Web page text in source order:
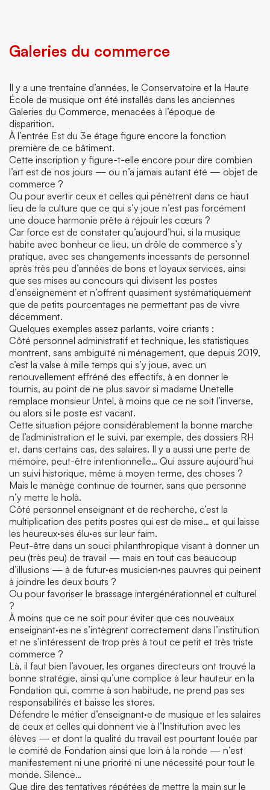
Galeries du commerce
Il y a une trentaine d’années, le Conservatoire et la Haute
École de musique ont été installés dans les anciennes
Galeries du Commerce, menacées à l’époque de
disparition.
À l’entrée Est du 3e étage figure encore la fonction
première de ce bâtiment.
Cette inscription y figure-t-elle encore pour dire combien
l’art est de nos jours — ou n’a jamais autant été — objet de
commerce ?
Ou pour avertir ceux et celles qui pénètrent dans ce haut
lieu de la culture que ce qui s’y joue n’est pas forcément
une douce harmonie prête à réjouir les cœurs ?
Car force est de constater qu’aujourd’hui, si la musique
habite avec bonheur ce lieu, un drôle de commerce s’y
pratique, avec ses changements incessants de personnel
après très peu d’années de bons et loyaux services, ainsi
que ses mises au concours qui divisent les postes
d’enseignement et n’offrent quasiment systématiquement
que de petits pourcentages ne permettant pas de vivre
décemment.
Quelques exemples assez parlants, voire criants :
Côté personnel administratif et technique, les statistiques
montrent, sans ambiguïté ni ménagement, que depuis 2019,
c’est la valse à mille temps qui s’y joue, avec un
renouvellement effréné des effectifs, à en donner le
tournis, au point de ne plus savoir si madame Unetelle
remplace monsieur Untel, à moins que ce ne soit l’inverse,
ou alors si le poste est vacant.
Cette situation péjore considérablement la bonne marche
de l’administration et le suivi, par exemple, des dossiers RH
et, dans certains cas, des salaires. Il y a aussi une perte de
mémoire, peut-être intentionnelle… Qui assure aujourd’hui
un suivi historique, même à moyen terme, des choses ?
Mais le manège continue de tourner, sans que personne
n’y mette le holà.
Côté personnel enseignant et de recherche, c’est la
multiplication des petits postes qui est de mise… et qui laisse
les heureux·ses élu·es sur leur faim.
Peut-être dans un souci philanthropique visant à donner un
peu (très peu) de travail — mais en tout cas beaucoup
d’illusions — à de futur·es musicien·nes pauvres qui peinent
à joindre les deux bouts ?
Ou pour favoriser le brassage intergénérationnel et culturel
?
À moins que ce ne soit pour éviter que ces nouveaux
enseignant·es ne s’intègrent correctement dans l’institution
et ne s’intéressent de trop près à tout ce petit et très triste
commerce ?
Là, il faut bien l’avouer, les organes directeurs ont trouvé la
bonne stratégie, ainsi qu’une complice à leur hauteur en la
Fondation qui, comme à son habitude, ne prend pas ses
responsabilités et baisse les stores.
Défendre le métier d’enseignant·e de musique et les salaires
de ceux et celles qui donnent vie à l’Institution avec les
élèves — et dont la qualité du travail est pourtant louée par
le comité de Fondation ainsi que loin à la ronde — n’est
manifestement ni une priorité ni une nécessité pour tout le
monde. Silence…
Que dire des tentatives répétées de mettre la main sur le